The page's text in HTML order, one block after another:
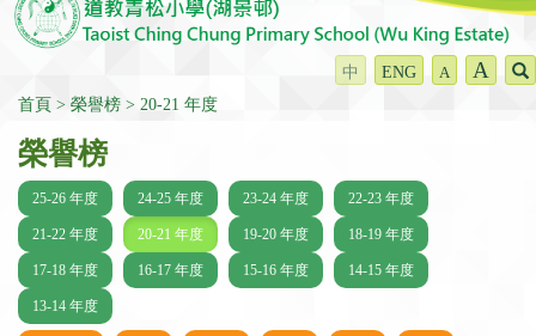
中 ENG A A
首頁 榮譽榜 20-21 年度
榮譽榜
25-26 年度 24-25 年度 23-24 年度 22-23 年度
21-22 年度 20-21 年度 19-20 年度 18-19 年度
17-18 年度 16-17 年度 15-16 年度 14-15 年度
13-14 年度